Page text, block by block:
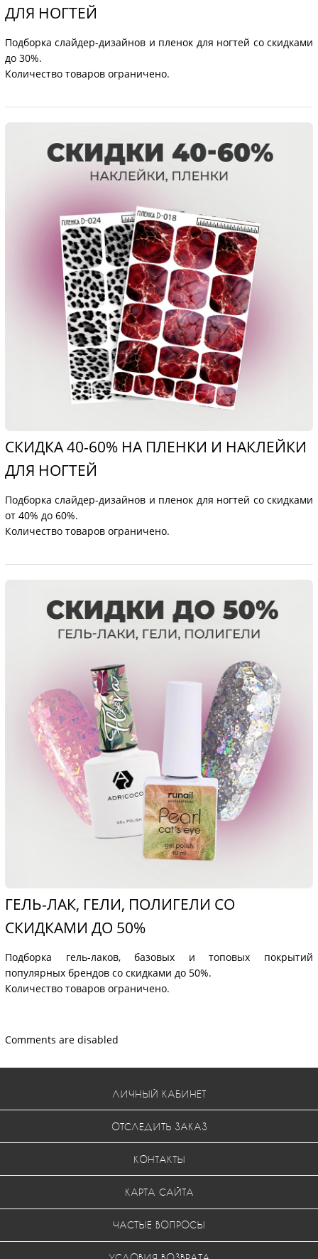
ДЛЯ НОГТЕЙ
Подборка слайдер-дизайнов и пленок для ногтей со скидками
до 30%.
Количество товаров ограничено.
СКИДКА 40-60% НА ПЛЕНКИ И НАКЛЕЙКИ
ДЛЯ НОГТЕЙ
Подборка слайдер-дизайнов и пленок для ногтей со скидками
от 40% до 60%.
Количество товаров ограничено.
ГЕЛЬ-ЛАК, ГЕЛИ, ПОЛИГЕЛИ СО
СКИДКАМИ ДО 50%
Подборка гель-лаков, базовых и топовых покрытий
популярных брендов со скидками до 50%.
Количество товаров ограничено.
Comments are disabled
ЛИЧНЫЙ КАБИНЕТ
ОТСЛЕДИТЬ ЗАКАЗ
КОНТАКТЫ
КАРТА САЙТА
ЧАСТЫЕ ВОПРОСЫ